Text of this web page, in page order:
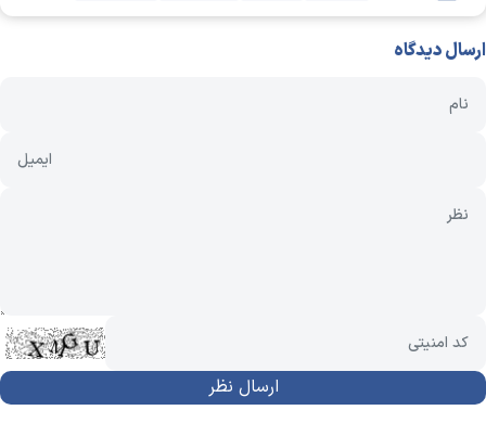
ارسال دیدگاه